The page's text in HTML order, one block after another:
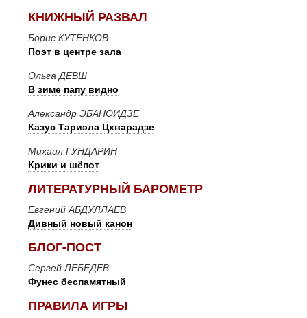
КНИЖНЫЙ РАЗВАЛ
Борис КУТЕНКОВ
Поэт в центре зала
Ольга ДЕВШ
В зиме папу видно
Александр ЭБАНОИДЗЕ
Казус Тариэла Цхварадзе
Михаил ГУНДАРИН
Крики и шёпот
ЛИТЕРАТУРНЫЙ БАРОМЕТР
Евгений АБДУЛЛАЕВ
Дивный новый канон
БЛОГ-ПОСТ
Сергей ЛЕБЕДЕВ
Фунес беспамятный
ПРАВИЛА ИГРЫ